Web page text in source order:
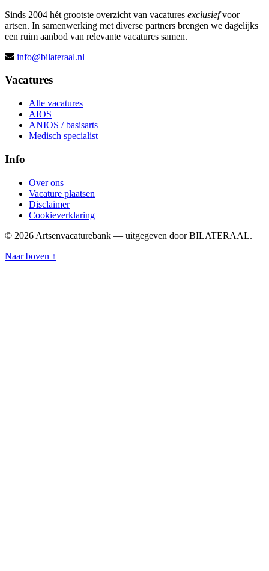
Sinds 2004 hét grootste overzicht van vacatures exclusiefvoor
artsen. In samenwerking met diverse partners brengen we dagelijks
een ruim aanbod van relevante vacatures samen.
info@bilateraal.nl
Vacatures
Alle vacatures
AIOS
ANIOS / basisarts
Medisch specialist
Info
Over ons
Vacature plaatsen
Disclaimer
Cookieverklaring
© 2026 Artsenvacaturebank — uitgegeven door BILATERAAL.
Naar boven ↑